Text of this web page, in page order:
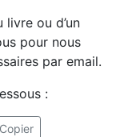
livre ou d’un
pour nous
par email.
:
Copier